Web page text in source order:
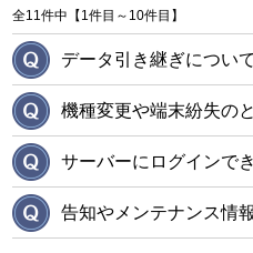
全11件中【1件目～10件目】
データ引き継ぎについて
機種変更や端末紛失の
サーバーにログインで
告知やメンテナンス情